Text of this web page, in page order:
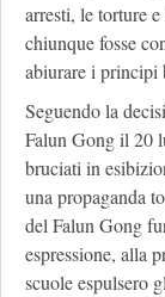
arresti, le torture
chiunque fosse
abiurare i principi
Seguendo la
Falun Gong il 20
bruciati in
una propaganda
del Falun Gong
espressione, alla
scuole espulsero